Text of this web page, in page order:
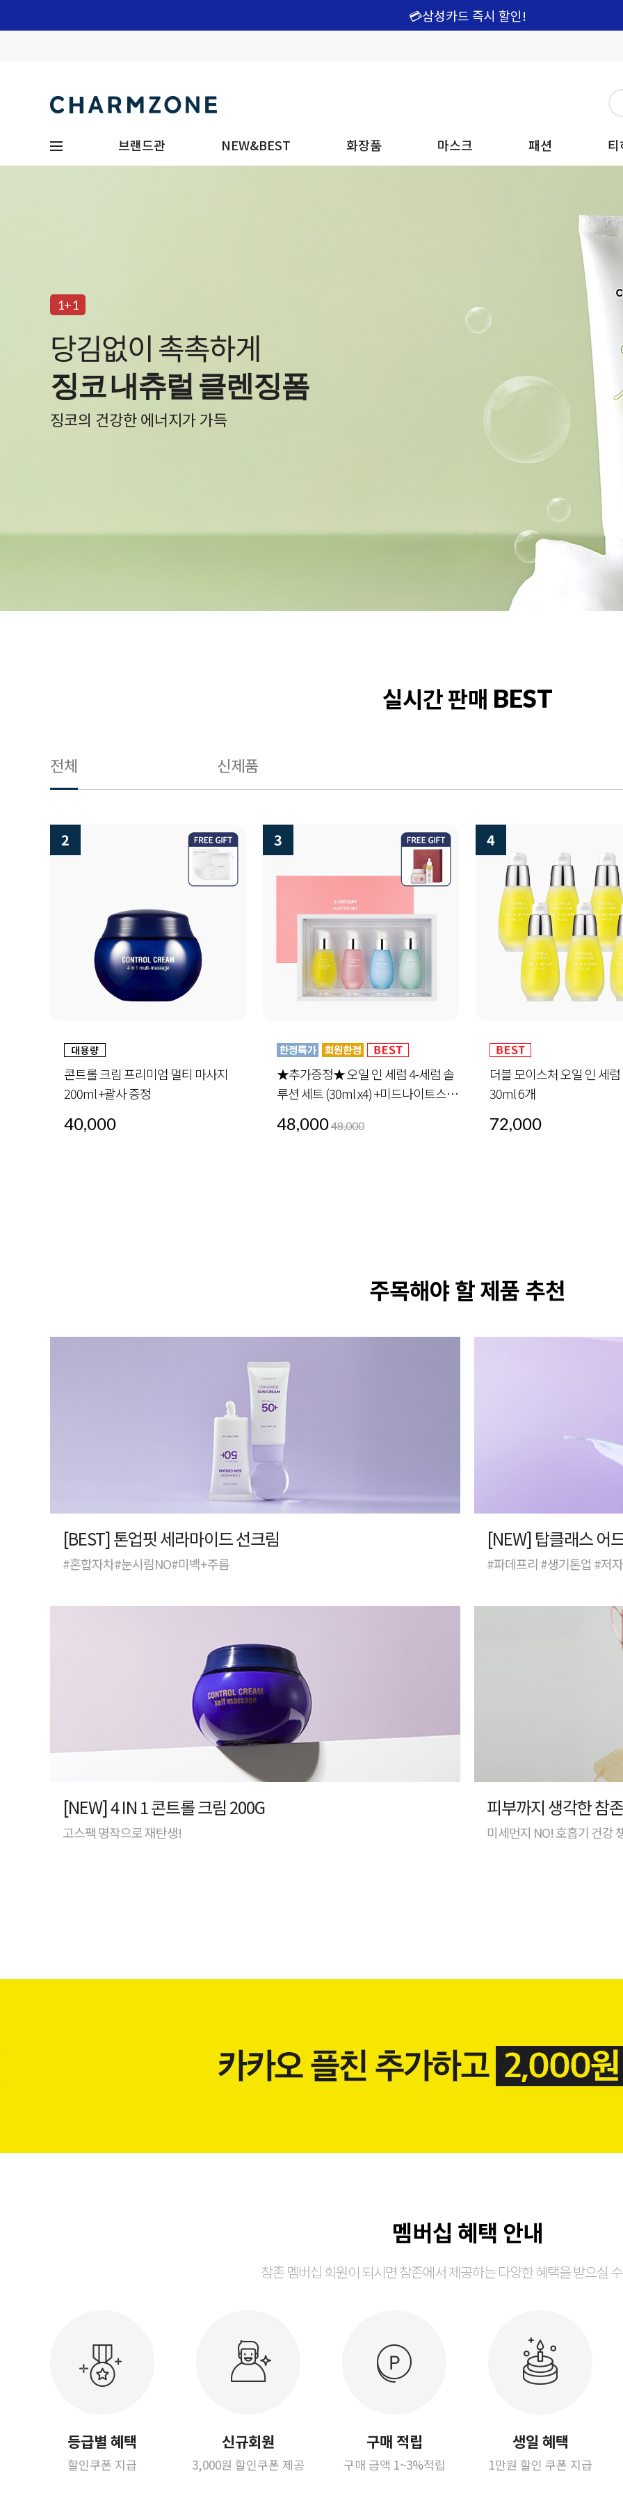
💳삼성카드 즉시 할인!
브랜드관 NEW&BEST 화장품 마스크 패션
1+1
백탁 NO! 자극 NO!
알바트로스 레포츠 선
물과 땀에 자유로운 선크림
실시간 판매 BEST
전체 신제품
3
★추가증정★ 오일 인 세럼 4-세럼 솔
루션 세트 (30ml x4) +미드나이트스페
48,000
4
더블 모이스처 오일 인 세럼 플러스
30ml 6개
72,000
5
안티 링클 핑크 오일 인 세
72,000
주목해야 할 제품 추천
[BEST] 톤업핏 세라마이드 선크림
#혼합자차#눈시림NO#미백+주름
[NEW] 탑클래스 어
#파데프리 #생기톤업 #저
[NEW] 4 IN 1 콘트롤 크림 200G
고스팩 명작으로 재탄생!
피부까지 생각한 참
미세먼지 NO! 호흡기 건강
멤버십 혜택 안내
참존 멤버십 회원이 되시면 참존에서 제공하는 다양한 혜택을 받으실
등급별 혜택
할인쿠폰 지급
신규회원
3,000원 할인쿠폰 제공
구매 적립
구매 금액 1~3%적립
생일 혜택
1만원 할인 쿠폰 지급